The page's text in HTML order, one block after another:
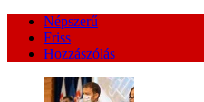
Népszerű
Friss
Hozzászólás